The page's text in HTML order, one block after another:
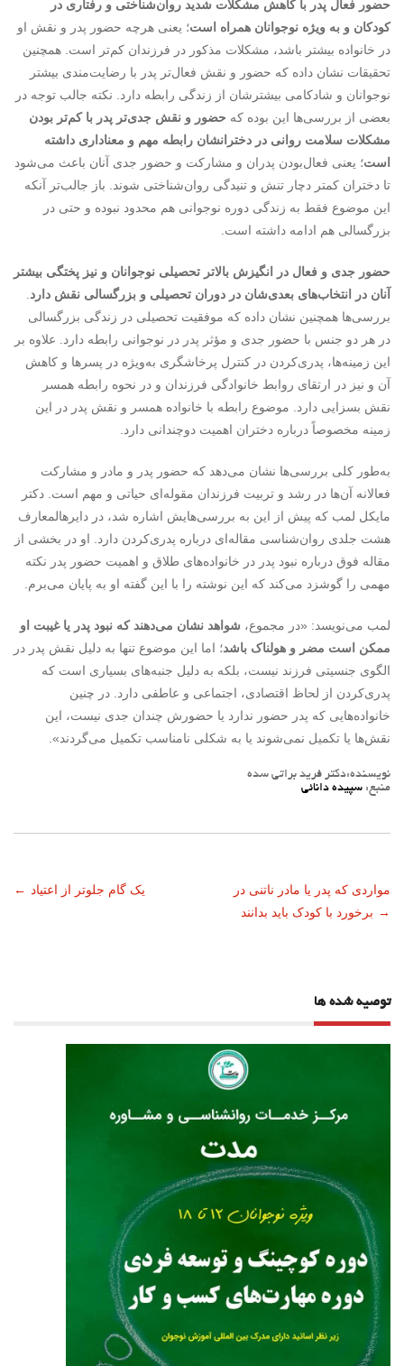
حضور فعال پدر با کاهش مشکلات شدید روان‌شناختی و رفتاری در
کودکان و به ویژه نوجوانان همراه است؛ یعنی هرچه حضور پدر و نقش او
در خانواده بیشتر باشد، مشکلات مذکور در فرزندان کم‌تر است. همچنین
تحقیقات نشان داده که حضور و نقش فعال‌تر پدر با رضایت‌مندی بیشتر
نوجوانان و شادکامی بیشترشان از زندگی رابطه دارد. نکته جالب توجه در
بعضی از بررسی‌ها این بوده که حضور و نقش جدی‌تر پدر با کم‌تر بودن
مشکلات سلامت روانی در دخترانشان رابطه مهم و معناداری داشته
است؛ یعنی فعال‌بودن پدران و مشارکت و حضور جدی آنان باعث می‌شود
تا دختران کمتر دچار تنش و تنیدگی روان‌شناختی شوند. باز جالب‌تر آنکه
این موضوع فقط به زندگی دوره نوجوانی هم محدود نبوده و حتی در
بزرگسالی هم ادامه داشته است.
حضور جدی و فعال در انگیزش بالاتر تحصیلی نوجوانان و نیز پختگی بیشتر
آنان در انتخاب‌های بعدی‌شان در دوران تحصیلی و بزرگسالی نقش دارد.
بررسی‌ها همچنین نشان داده که موفقیت تحصیلی در زندگی بزرگسالی
در هر دو جنس با حضور جدی و مؤثر پدر در نوجوانی رابطه دارد. علاوه بر
این زمینه‌ها، پدری‌کردن در کنترل پرخاشگری به‌ویژه در پسرها و کاهش
آن و نیز در ارتقای روابط خانوادگی فرزندان و در نحوه رابطه همسر
نقش بسزایی دارد. موضوع رابطه با خانواده همسر و نقش پدر در این
زمینه مخصوصاً درباره دختران اهمیت دوچندانی دارد.
به‌طور کلی بررسی‌ها نشان می‌دهد که حضور پدر و مادر و مشارکت
فعالانه آن‌ها در رشد و تربیت فرزندان مقوله‌ای حیاتی و مهم است. دکتر
مایکل لمب که پیش از این به بررسی‌هایش اشاره شد، در دایرهالمعارف
هشت جلدی روان‌شناسی مقاله‌ای درباره پدری‌کردن دارد. او در بخشی از
مقاله فوق درباره نبود پدر در خانواده‌های طلاق و اهمیت حضور پدر نکته
مهمی را گوشزد می‌کند که این نوشته را با این گفته او به پایان می‌برم.
لمب می‌نویسد: «در مجموع، شواهد نشان می‌دهند که نبود پدر یا غیبت او
ممکن است مضر و هولناک باشد؛ اما این موضوع تنها به دلیل نقش پدر در
الگوی جنسیتی فرزند نیست، بلکه به دلیل جنبه‌های بسیاری است که
پدری‌کردن از لحاظ اقتصادی، اجتماعی و عاطفی دارد. در چنین
خانواده‌هایی که پدر حضور ندارد یا حضورش چندان جدی نیست، این
نقش‌ها یا تکمیل نمی‌شوند یا به شکلی نامناسب تکمیل می‌گردند».
نویسنده:دکتر فرید براتی سده
منبع: سپیده دانائی
ناوبری
نوشته
← یک گام جلوتر از اعتیاد
مواردی که پدر یا مادر ناتنی در
برخورد با کودک باید بدانند →
توصیه شده ها